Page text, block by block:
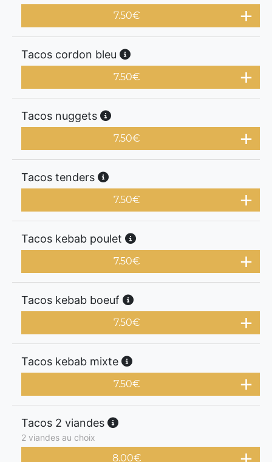
7.50€
Tacos cordon bleu
7.50€
Tacos nuggets
7.50€
Tacos tenders
7.50€
Tacos kebab poulet
7.50€
Tacos kebab boeuf
7.50€
Tacos kebab mixte
7.50€
Tacos 2 viandes
2 viandes au choix
8.00€